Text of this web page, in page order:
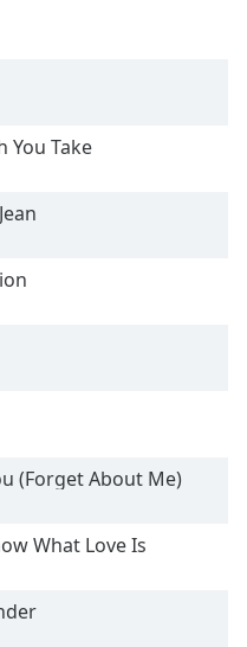
You Take
(Forget About Me)
What Love Is